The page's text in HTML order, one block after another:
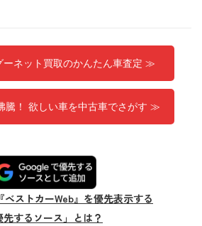
ーネット買取のかんたん車査定 ≫
騰！ 欲しい車を中古車でさがす ≫
ベストカーWeb』を優先表示する
先するソース」とは？